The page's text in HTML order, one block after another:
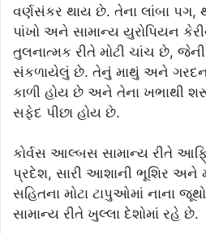
વર્ણસંકર થાય છે. તેના લાંબા પગ,
પાંખો અને સામાન્ય યુરોપિયન
તુલનાત્મક રીતે મોટી ચાંચ છે,
સંકળાયેલું છે. તેનું માથું અને
કાળી હોય છે અને તેના ખભાથી
સફેદ પીછા હોય છે.
કોર્વસ આલ્બસ સામાન્ય રીતે
પ્રદેશ, સારી આશાની ભૂશિર અને
સહિતના મોટા ટાપુઓમાં નાના
સામાન્ય રીતે ખુલ્લા દેશોમાં રહે છે.